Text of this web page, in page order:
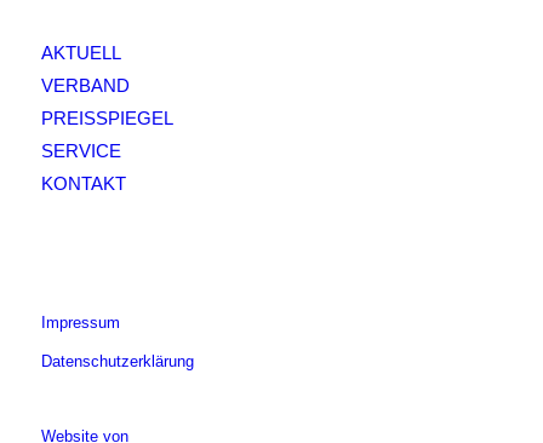
AKTUELL
VERBAND
PREISSPIEGEL
SERVICE
KONTAKT
Impressum
Datenschutzerklärung
Website von